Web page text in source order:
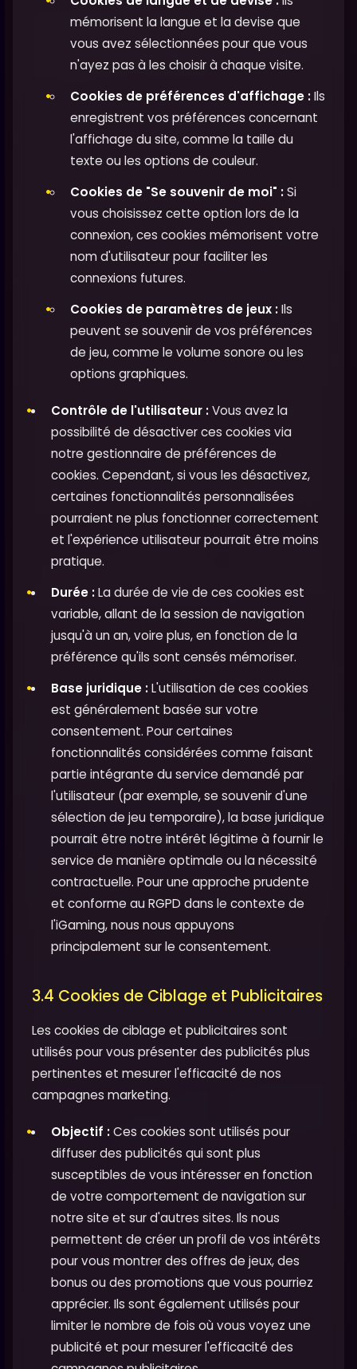
mémorisent la langue et la devise que
vous avez sélectionnées pour que vous
n'ayez pas à les choisir à chaque visite.
Cookies de préférences d'affichage :Ils
enregistrent vos préférences concernant
l'affichage du site, comme la taille du
texte ou les options de couleur.
Cookies de "Se souvenir de moi" :Si
vous choisissez cette option lors de la
connexion, ces cookies mémorisent votre
nom d'utilisateur pour faciliter les
connexions futures.
Cookies de paramètres de jeux :Ils
peuvent se souvenir de vos préférences
de jeu, comme le volume sonore ou les
options graphiques.
Contrôle de l'utilisateur :Vous avez la
possibilité de désactiver ces cookies via
notre gestionnaire de préférences de
cookies. Cependant, si vous les désactivez,
certaines fonctionnalités personnalisées
pourraient ne plus fonctionner correctement
et l'expérience utilisateur pourrait être moins
pratique.
Durée :La durée de vie de ces cookies est
variable, allant de la session de navigation
jusqu'à un an, voire plus, en fonction de la
préférence qu'ils sont censés mémoriser.
Base juridique :L'utilisation de ces cookies
est généralement basée sur votre
consentement. Pour certaines
fonctionnalités considérées comme faisant
partie intégrante du service demandé par
l'utilisateur (par exemple, se souvenir d'une
sélection de jeu temporaire), la base juridique
pourrait être notre intérêt légitime à fournir le
service de manière optimale ou la nécessité
contractuelle. Pour une approche prudente
et conforme au RGPD dans le contexte de
l'iGaming, nous nous appuyons
principalement sur le consentement.
3.4 Cookies de Ciblage et Publicitaires
Les cookies de ciblage et publicitaires sont
utilisés pour vous présenter des publicités plus
pertinentes et mesurer l'efficacité de nos
campagnes marketing.
Objectif :Ces cookies sont utilisés pour
diffuser des publicités qui sont plus
susceptibles de vous intéresser en fonction
de votre comportement de navigation sur
notre site et sur d'autres sites. Ils nous
permettent de créer un profil de vos intérêts
pour vous montrer des offres de jeux, des
bonus ou des promotions que vous pourriez
apprécier. Ils sont également utilisés pour
limiter le nombre de fois où vous voyez une
publicité et pour mesurer l'efficacité des